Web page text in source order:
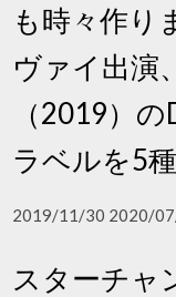
も時々作り
ヴァイ出演
（2019）
ラベルを5
2019/11/30 2020/
スターチャ